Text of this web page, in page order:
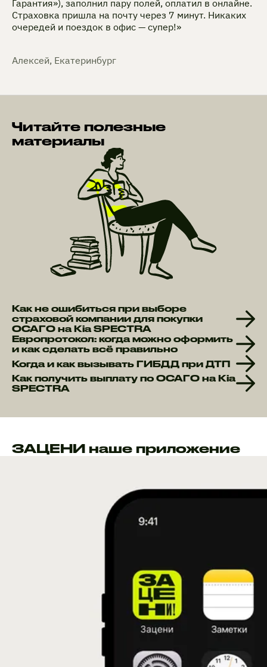
Гарантия»), заполнил пару полей, оплатил в онлайне.
Страховка пришла на почту через 7 минут. Никаких
очередей и поездок в офис — супер!»
Алексей, Екатеринбург
Читайте полезные
материалы
Как не ошибиться при выборе
страховой компании для покупки
ОСАГО на Kia SPECTRA
Европротокол: когда можно оформить
и как сделать всё правильно
Когда и как вызывать ГИБДД при ДТП
Как получить выплату по ОСАГО на Kia
SPECTRA
ЗАЦЕНИ наше приложение